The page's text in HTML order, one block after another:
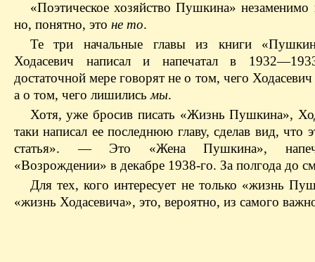
«Поэтическое хозяйство Пушкина» незаменимо
но, понятно, это не то.
Те три начальные главы из книги
Ходасевич написал и напечатал в
достаточной мере говорят не о том, чего
а о том, чего лишилисьмы.
Хотя, уже бросив писать «Жизнь Пушкина»,
таки написал ее последнюю главу, сделав вид, что
статья». — Это «Жена Пушкина»,
«Возрождении» в декабре 1938-го. За полгода до
Для тех, кого интересует не только «жизнь
«жизнь Ходасевича», это, вероятно, из самого